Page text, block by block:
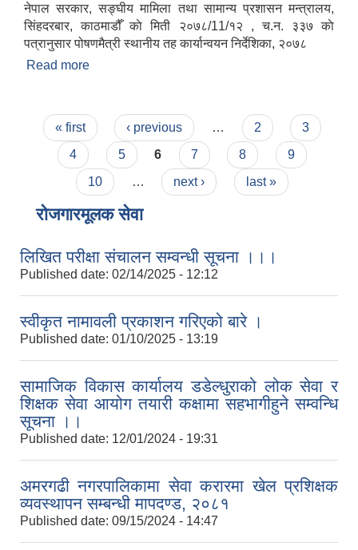
नेपाल सरकार, सङ्‍घीय मामिला तथा सामान्य प्रशासन मन्त्रालय,
सिंहदरबार, काठमाडौँ काे मिती २०७८/11/१२ , च.न. ३३७ काे
पत्रानुसार पोषणमैत्री स्थानीय तह कार्यान्वयन निर्देशिका, २०७८
Read more
Pages
« first ‹ previous … 2
3
4
5 6 7 8
9
10
… next › last »
रोजगारमूलक सेवा
लिखित परीक्षा संचालन सम्वन्धी सूचना ।।।
Published date: 02/14/2025 - 12:12
स्वीकृत नामावली प्रकाशन गरिएको बारे ।
Published date: 01/10/2025 - 13:19
सामाजिक विकास कार्यालय डडेल्धुराको लोक सेवा र
शिक्षक सेवा आयोग तयारी कक्षामा सहभागीहुने सम्वन्धि
सूचना ।।
Published date: 12/01/2024 - 19:31
अमरगढी नगरपालिकामा सेवा करारमा खेल प्रशिक्षक
व्यवस्थापन सम्बन्धी मापदण्ड, २०८१
Published date: 09/15/2024 - 14:47